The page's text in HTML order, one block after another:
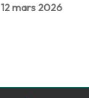
12 mars 2026